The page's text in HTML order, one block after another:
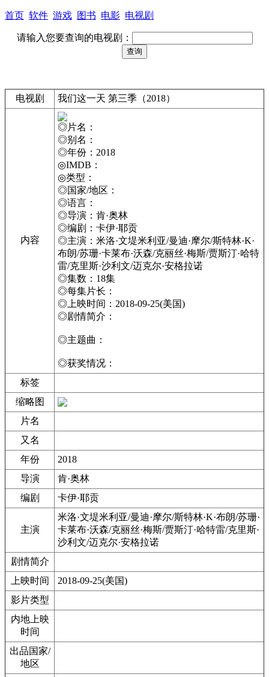
首页 软件 游戏 图书 电影 电视剧
请输入您要查询的电视剧：
电视剧 我们这一天 第三季（2018）
内容
◎片名：
◎别名：
◎年份：2018
◎IMDB：
◎类型：
◎国家/地区：
◎语言：
◎导演：肯·奥林
◎编剧：卡伊·耶贡
◎主演：米洛·文堤米利亚/曼迪·摩尔/斯特林·K·
布朗/苏珊·卡莱布·沃森/克丽丝·梅斯/贾斯汀·哈特
雷/克里斯·沙利文/迈克尔·安格拉诺
◎集数：18集
◎每集片长：
◎上映时间：2018-09-25(美国)
◎剧情简介：
◎主题曲：
◎获奖情况：
标签
缩略图
片名
又名
年份
2018
导演
肯·奥林
编剧
卡伊·耶贡
主演
米洛·文堤米利亚/曼迪·摩尔/斯特林·K·布朗/苏珊·
卡莱布·沃森/克丽丝·梅斯/贾斯汀·哈特雷/克里斯·
沙利文/迈克尔·安格拉诺
剧情简介
上映时间
2018-09-25(美国)
影片类型
内地上映
时间
出品国家/
地区